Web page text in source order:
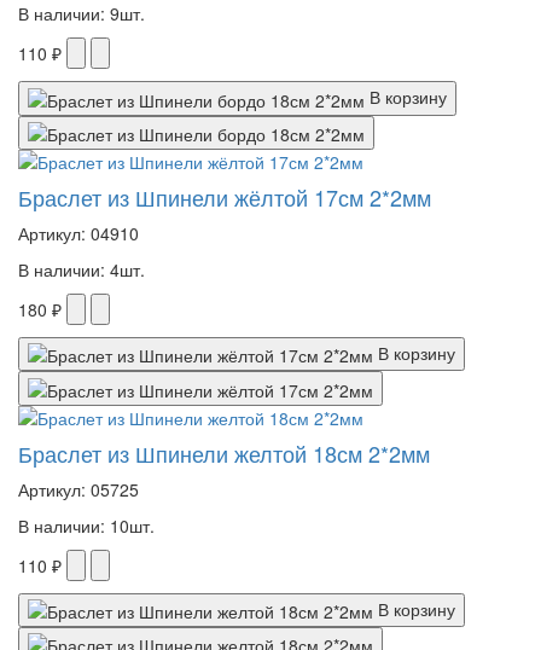
В наличии: 9шт.
110 ₽
В корзину
Браслет из Шпинели жёлтой 17см 2*2мм
Артикул: 04910
В наличии: 4шт.
180 ₽
В корзину
Браслет из Шпинели желтой 18см 2*2мм
Артикул: 05725
В наличии: 10шт.
110 ₽
В корзину